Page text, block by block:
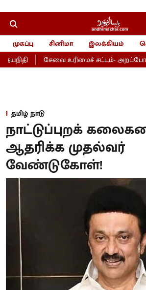
முகப்பு சினிமா இலக்கியம்
சேவை உரிமைச் சட்டம்- அறப்போர்
தமிழ் நாடு
நாட்டுப்புறக்
ஆதரிக்க முதல்வர்
வேண்டுகோள்!